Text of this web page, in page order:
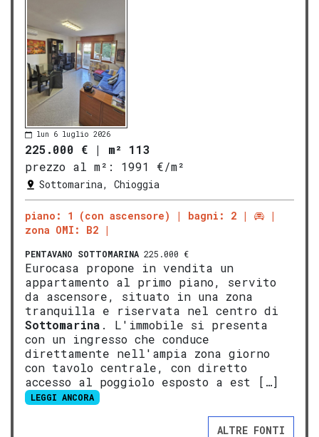
lun 6 luglio 2026
225.000 € | m² 113
prezzo al m²:
1991 €/m²
Sottomarina, Chioggia
piano: 1 (con ascensore)
bagni: 2
zona OMI: B2
PENTAVANO SOTTOMARINA 225.000 €
Eurocasa propone in vendita un
appartamento al primo piano, servito
da ascensore, situato in una zona
tranquilla e riservata nel centro di
Sottomarina . L'immobile si presenta
con un ingresso che conduce
direttamente nell'ampia zona giorno
con tavolo centrale, con diretto
accesso al poggiolo esposto a est […]
LEGGI ANCORA
ALTRE FONTI